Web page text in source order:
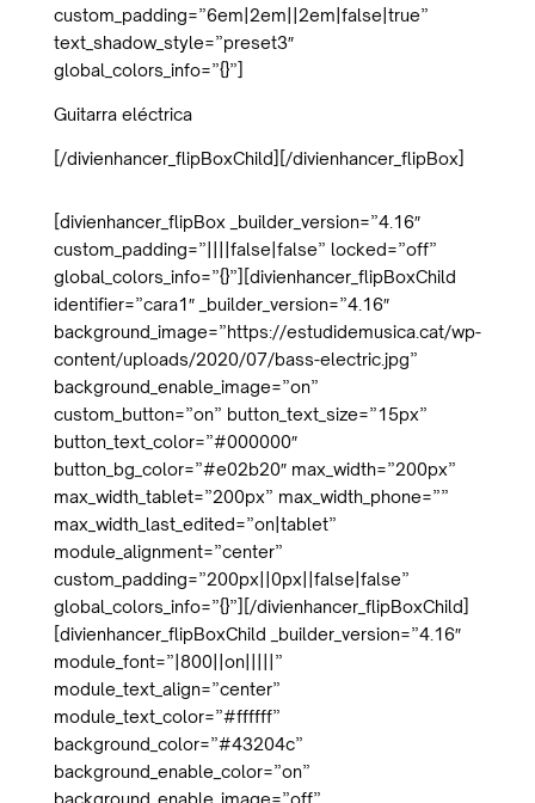
custom_padding=”6em|2em||2em|false|true”
text_shadow_style=”preset3″
global_colors_info=”{}”]
Guitarra eléctrica
[/divienhancer_flipBoxChild][/divienhancer_flipBox]
[divienhancer_flipBox _builder_version=”4.16″
custom_padding=”||||false|false” locked=”off”
global_colors_info=”{}”][divienhancer_flipBoxChild
identifier=”cara1″ _builder_version=”4.16″
background_image=”https://estudidemusica.cat/wp-
content/uploads/2020/07/bass-electric.jpg”
background_enable_image=”on”
custom_button=”on” button_text_size=”15px”
button_text_color=”#000000″
button_bg_color=”#e02b20″ max_width=”200px”
max_width_tablet=”200px” max_width_phone=””
max_width_last_edited=”on|tablet”
module_alignment=”center”
custom_padding=”200px||0px||false|false”
global_colors_info=”{}”][/divienhancer_flipBoxChild]
[divienhancer_flipBoxChild _builder_version=”4.16″
module_font=”|800||on|||||”
module_text_align=”center”
module_text_color=”#ffffff”
background_color=”#43204c”
background_enable_color=”on”